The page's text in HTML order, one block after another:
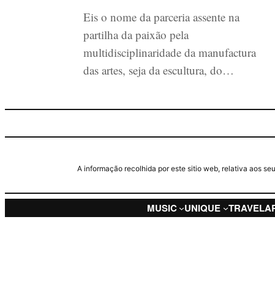
Eis o nome da parceria assente na
partilha da paixão pela
multidisciplinaridade da manufactura
das artes, seja da escultura, do…
A informação recolhida por este sitio web, relativa aos
MUSIC UNIQUE TRAVEL